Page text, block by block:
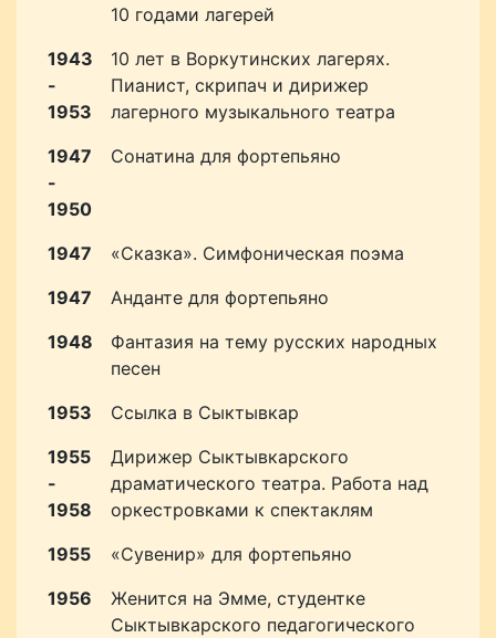
10 годами лагерей
1943
-
1953
10 лет в Воркутинских лагерях.
Пианист, скрипач и дирижер
лагерного музыкального театра
1947
-
1950
Сонатина для фортепьяно
1947
«Сказка». Симфоническая поэма
1947
Анданте для фортепьяно
1948
Фантазия на тему русских народных
песен
1953
Ссылка в Сыктывкар
1955
-
1958
Дирижер Сыктывкарского
драматического театра. Работа над
оркестровками к спектаклям
1955
«Сувенир» для фортепьяно
1956
Женится на Эмме, студентке
Сыктывкарского педагогического